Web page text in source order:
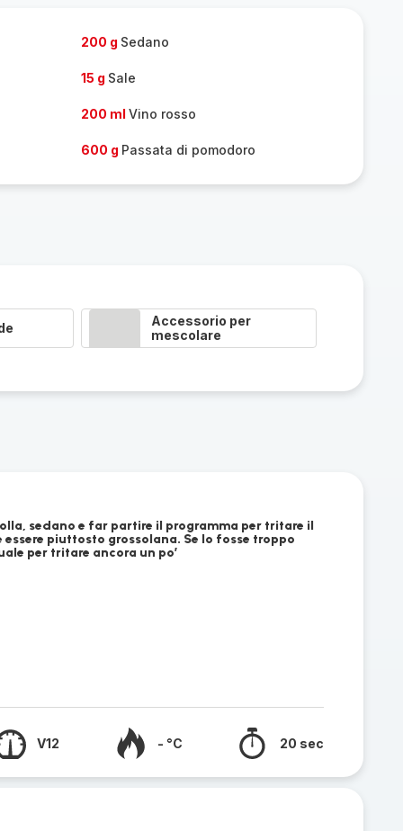
200 g Sedano
15 g Sale
200 ml Vino rosso
600 g Passata di pomodoro
Accessorio per
mescolare
sedano e far partire il programma per tritare il
piuttosto grossolana. Se lo fosse troppo
per tritare ancora un po’
V12 - °C 20 sec